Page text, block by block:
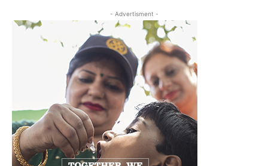
- Advertisment -